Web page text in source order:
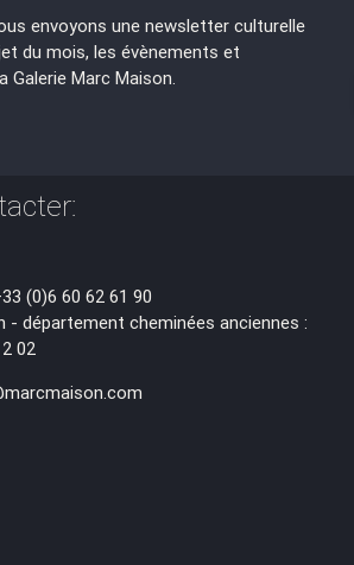
envoyons une newsletter culturelle
du mois, les évènements et
Galerie Marc Maison.
(0)6 60 62 61 90
- département cheminées anciennes :
02